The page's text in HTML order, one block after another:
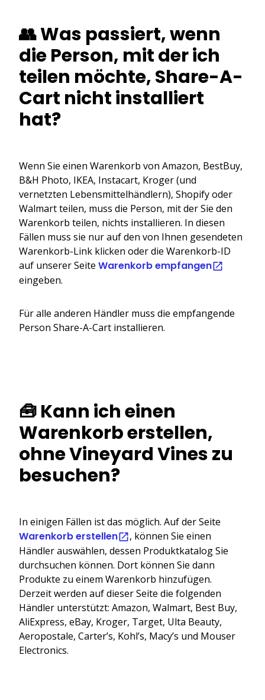
👥 Was passiert, wenn
die Person, mit der ich
teilen möchte, Share-A-
Cart nicht installiert
hat?
Wenn Sie einen Warenkorb von Amazon, BestBuy,
B&H Photo, IKEA, Instacart, Kroger (und
vernetzten Lebensmittelhändlern), Shopify oder
Walmart teilen, muss die Person, mit der Sie den
Warenkorb teilen, nichts installieren. In diesen
Fällen muss sie nur auf den von Ihnen gesendeten
Warenkorb-Link klicken oder die Warenkorb-ID
auf unserer Seite Warenkorb empfangen
eingeben.
Für alle anderen Händler muss die empfangende
Person Share-A-Cart installieren.
🧰 Kann ich einen
Warenkorb erstellen,
ohne Vineyard Vines zu
besuchen?
In einigen Fällen ist das möglich. Auf der Seite
Warenkorb erstellen
, können Sie einen
Händler auswählen, dessen Produktkatalog Sie
durchsuchen können. Dort können Sie dann
Produkte zu einem Warenkorb hinzufügen.
Derzeit werden auf dieser Seite die folgenden
Händler unterstützt: Amazon, Walmart, Best Buy,
AliExpress, eBay, Kroger, Target, Ulta Beauty,
Aeropostale, Carter’s, Kohl’s, Macy’s und Mouser
Electronics.